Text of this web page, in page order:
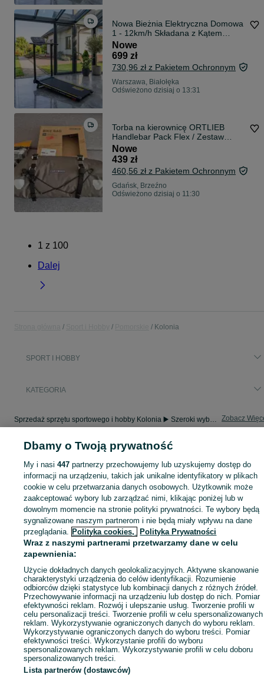
Nowa Bieżnia Elektryczna Domowa
1 - 12km/h Składana z Kątem
Nachylenia i Aplikacją !!! - FV
Nowe
699 zł
730,96 zł z Pakietem Ochronnym
Warszawa, Białołęka
Odświeżono dzisiaj o 13:31
Torba na kierownicę ORTLIEB
Handlebar Pack Flex / Zestaw
montażowy ORTLIEB Handlebar
Nowe
439 zł
460,56 zł z Pakietem Ochronnym
Gdańsk, Brzeźno
Odświeżono dzisiaj o 11:30
1 z 100
Dalej
Kolonia
SPORT I HOBBY
KATEGORIA
Sprzedaż sprzętu sportowego i hobby Kolonia ▶️ Szeroki wybór produktów ✅ Nowe i używane w atrakcyjnych cenach ✌ Sprawdź ogłoszenia na OLX.pl! Zobacz
Mapa kategorii
Mapa miejscowości
Mapa ministron
Popularne wyszukiwania
Dbamy o Twoją prywatność
My i nasi447 partnerzy przechowujemy lub uzyskujemy dostęp do
informacji na urządzeniu, takich jak unikalne identyfikatory w plikach
cookie w celu przetwarzania danych osobowych. Użytkownik może
zaakceptować wybory lub zarządzać nimi, klikając poniżej lub w
dowolnym momencie na stronie polityki prywatności. Te wybory będą
sygnalizowane naszym partnerom i nie będą miały wpływu na dane
przeglądania. Polityka cookies, Polityka Prywatności
Wraz z naszymi partnerami przetwarzamy dane w celu
zapewnienia:
Użycie dokładnych danych geolokalizacyjnych. Aktywne skanowanie
charakterystyki urządzenia do celów identyfikacji. Rozumienie
odbiorców dzięki statystyce lub kombinacji danych z różnych źródeł.
Przechowywanie informacji na urządzeniu lub dostęp do nich. Pomiar
efektywności reklam. Rozwój i ulepszanie usług. Tworzenie profili w
celu personalizacji treści. Tworzenie profili w celu spersonalizowanych
reklam. Wykorzystywanie ograniczonych danych do wyboru reklam.
Wykorzystywanie ograniczonych danych do wyboru treści. Pomiar
efektywności treści. Wykorzystanie profili do wyboru
spersonalizowanych reklam. Wykorzystywanie profili w celu doboru
spersonalizowanych treści.
Lista partnerów (dostawców)